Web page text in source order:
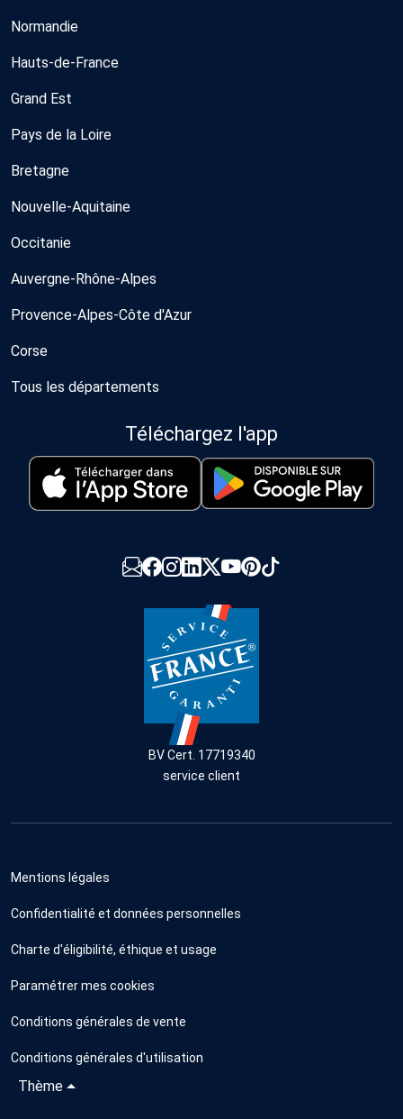
Normandie
Hauts-de-France
Grand Est
Pays de la Loire
Bretagne
Nouvelle-Aquitaine
Occitanie
Auvergne-Rhône-Alpes
Provence-Alpes-Côte d'Azur
Corse
Tous les départements
Téléchargez l'app
BV Cert. 17719340
service client
Mentions légales
Confidentialité et données personnelles
Charte d'éligibilité, éthique et usage
Paramétrer mes cookies
Conditions générales de vente
Conditions générales d'utilisation
Thème